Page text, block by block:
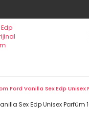
Ford Vanilla Sex Edp Unisex